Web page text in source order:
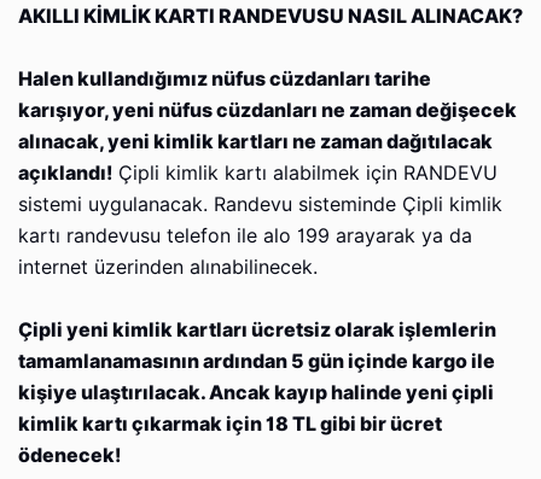
AKILLI KİMLİK KARTI RANDEVUSU NASIL ALINACAK?
Halen kullandığımız nüfus cüzdanları tarihe
karışıyor, yeni nüfus cüzdanları ne zaman değişecek
alınacak, yeni kimlik kartları ne zaman dağıtılacak
açıklandı! Çipli kimlik kartı alabilmek için RANDEVU
sistemi uygulanacak. Randevu sisteminde Çipli kimlik
kartı randevusu telefon ile alo 199 arayarak ya da
internet üzerinden alınabilinecek.
Çipli yeni kimlik kartları ücretsiz olarak işlemlerin
tamamlanamasının ardından 5 gün içinde kargo ile
kişiye ulaştırılacak. Ancak kayıp halinde yeni çipli
kimlik kartı çıkarmak için 18 TL gibi bir ücret
ödenecek!